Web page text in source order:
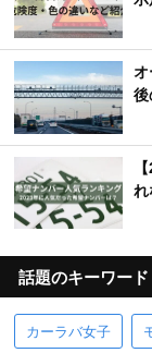
オ
後
れ
話題のキーワード
カーラバ女子